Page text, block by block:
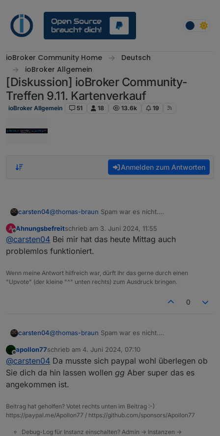
ioBroker Community Home
Deutsch
ioBroker Allgemein
[Diskussion] ioBroker Community-
Treffen 9.11. Kartenverkauf
ioBroker Allgemein 51 18 13.6k 19
Anmelden zum Antworten
carsten04@thomas-braun Spam war es nicht.
gegangen ist?
Email mit Ticket hat wohl noch einen Umweg
genommen :-) und ist jetzt da.
A
Offline
Ahnungsbefreitschrieb am 3. Juni 2024, 11:55
zuletzt editiert von
@carsten04 Bei mir hat das heute Mittag auch
problemlos funktioniert.
Wenn meine Antwort hilfreich war, dürft Ihr das gerne durch einen
"Upvote" (der kleine "^" unten rechts) zum Ausdruck bringen.
0
carsten04@thomas-braun Spam war es nicht.
gegangen ist?
Email mit Ticket hat wohl noch einen Umweg
genommen :-) und ist jetzt da.
Offline
apollon77schrieb am 4. Juni 2024, 07:10
zuletzt editiert von
@carsten04 Da musste sich paypal wohl überlegen ob
Sie dich da hin lassen wollen gg Aber super das es
angekommen ist.
Beitrag hat geholfen? Votet rechts unten im Beitrag :-)
https://paypal.me/Apollon77 / https://github.com/sponsors/Apollon77
Debug-Log für Instanz einschalten? Admin -> Instanzen ->